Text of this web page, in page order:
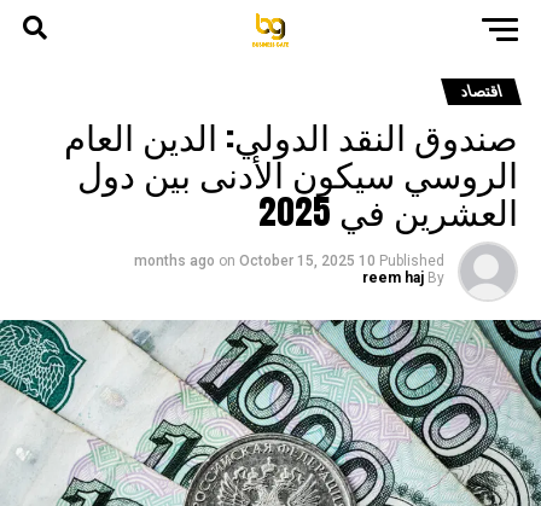
اقتصاد
صندوق النقد الدولي: الدين العام
الروسي سيكون الأدنى بين دول
العشرين في 2025
Published
10 months ago
on October 15, 2025
By
reem haj